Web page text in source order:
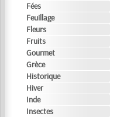
Fées
Feuillage
Fleurs
Fruits
Gourmet
Grèce
Historique
Hiver
Inde
Insectes